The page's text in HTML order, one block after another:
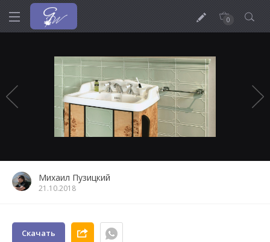
0
Михаил Пузицкий
21.10.2018
Скачать